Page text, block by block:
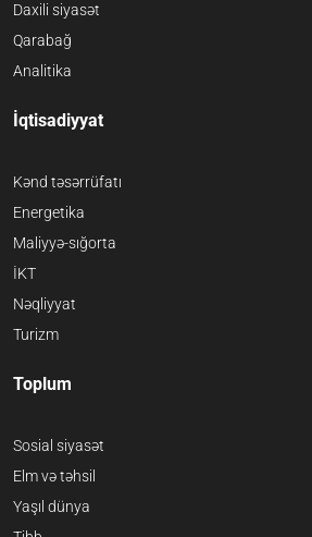
Daxili siyasət
Qarabağ
Analitika
İqtisadiyyat
Kənd təsərrüfatı
Energetika
Maliyyə-sığorta
İKT
Nəqliyyat
Turizm
Toplum
Sosial siyasət
Elm və təhsil
Yaşıl dünya